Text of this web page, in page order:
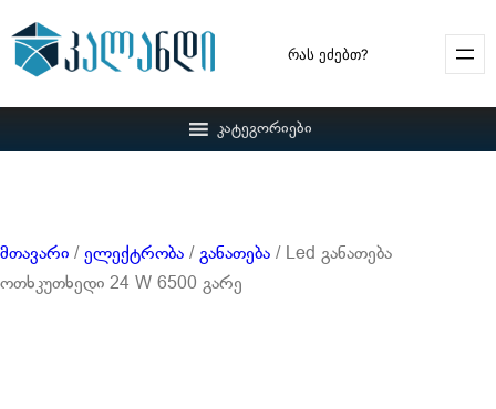
Search
კატეგორიები
მთავარი / ელექტრობა / განათება / Led განათება
ოთხკუთხედი 24 W 6500 გარე